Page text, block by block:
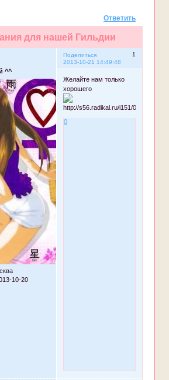
для нашей Гильдии
Ответить
Поделиться
1
2013-10-21 14:49:48
^^
10-20
Желайте нам только
хорошего
0